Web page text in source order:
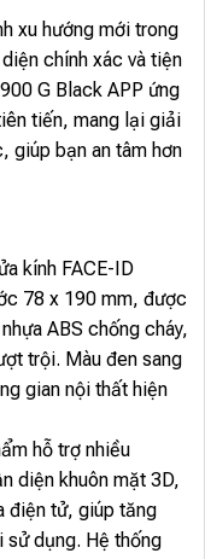
xu hướng mới trong
chính xác và tiện
G Black APP ứng
tiến, mang lại giải
giúp bạn an tâm hơn
kính FACE-ID
78 x 190 mm, được
ABS chống cháy,
trội. Màu đen sang
gian nội thất hiện
hỗ trợ nhiều
diện khuôn mặt 3D,
điện tử, giúp tăng
dụng. Hệ thống